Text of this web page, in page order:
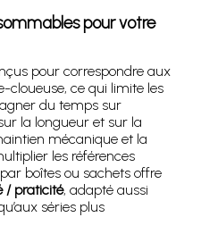
pour votre
pour correspondre aux
cloueuse, ce qui limite les
du temps sur
la longueur et sur la
mécanique et la
les références
boîtes ou sachets offre
/ praticité, adapté aussi
séries plus